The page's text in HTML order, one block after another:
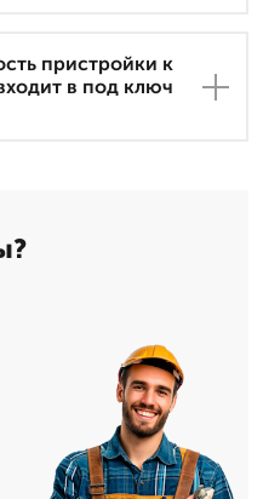
пристройки к
в под ключ